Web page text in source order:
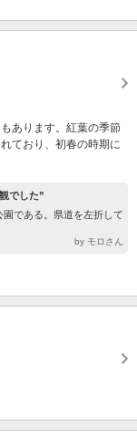
あります。紅葉の季節
ており、初春の時期に
でした”
である。県道を左折して
by モロさん